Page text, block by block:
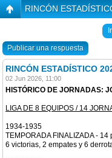
RINCÓN
Publicar una respuesta
RINCÓN ESTADÍSTICO
02 Jun 2026, 11:00
HISTÓRICO DE JORNADAS:
LIGA DE 8 EQUIPOS / 14
1934-1935
TEMPORADA FINALIZADA - 14
6 victorias, 2 empates y 6